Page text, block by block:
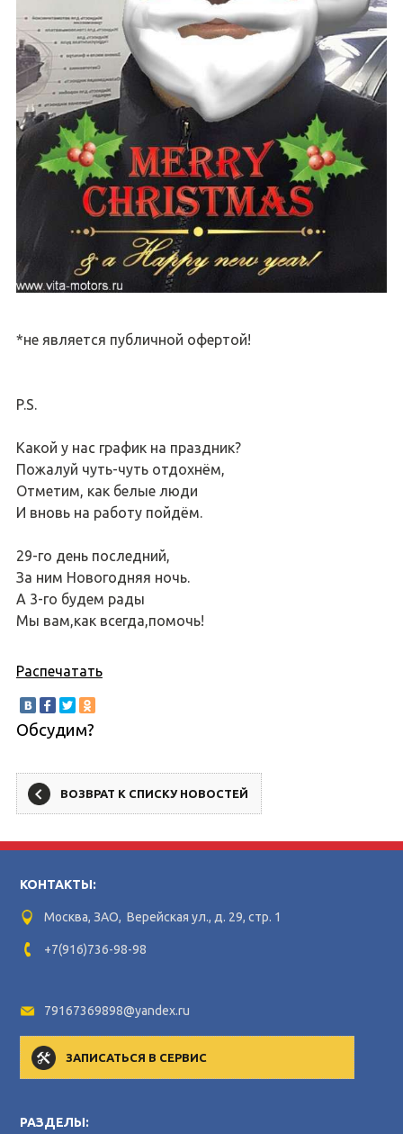
*не является публичной офертой!
P.S.
Какой у нас график на праздник?
Пожалуй чуть-чуть отдохнём,
Отметим, как белые люди
И вновь на работу пойдём.
29-го день последний,
За ним Новогодняя ночь.
А 3-го будем рады
Мы вам,как всегда,помочь!
Распечатать
Обсудим?
ВОЗВРАТ К СПИСКУ НОВОСТЕЙ
КОНТАКТЫ:
Москва, ЗАО, Верейская ул., д. 29, стр. 1
+7(916)736-98-98
79167369898@yandex.ru
ЗАПИСАТЬСЯ В СЕРВИС
РАЗДЕЛЫ: